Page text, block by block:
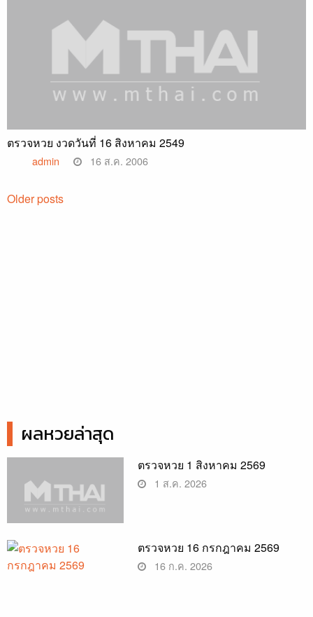
ตรวจหวย งวดวันที่ 16 สิงหาคม 2549
admin 16 ส.ค. 2006
Posts
Older posts
ผลหวยล่าสุด
ตรวจหวย 1 สิงหาคม 2569
1 ส.ค. 2026
ตรวจหวย 16 กรกฎาคม 2569
16 ก.ค. 2026